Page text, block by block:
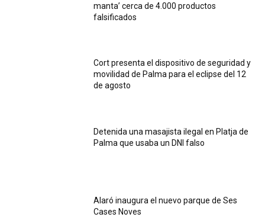
manta’ cerca de 4.000 productos
falsificados
Cort presenta el dispositivo de seguridad y
movilidad de Palma para el eclipse del 12
de agosto
Detenida una masajista ilegal en Platja de
Palma que usaba un DNI falso
Alaró inaugura el nuevo parque de Ses
Cases Noves